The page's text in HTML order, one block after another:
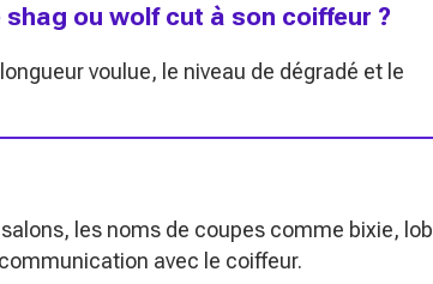
ou wolf cut à son coiffeur ?
voulue, le niveau de dégradé et le
les noms de coupes comme bixie, lob
avec le coiffeur.